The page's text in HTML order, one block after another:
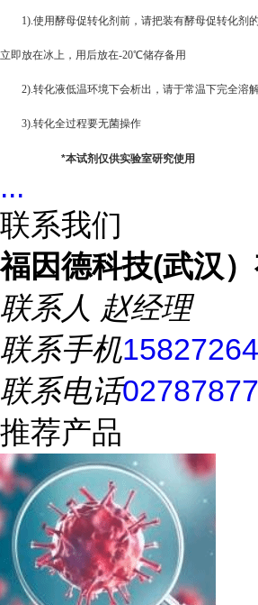
1).使用酵母促转化剂前，请把装有酵母促转化剂
立即放在冰上，用后放在-20℃储存备用
2).转化液低温环境下会析出，请于常温下完全溶
3).转化全过程要无菌操作
*本试剂仅供实验室研究使用
...
联系我们
福因德科技(武汉
联系人 赵经理
联系手机
联系电话
推荐产品